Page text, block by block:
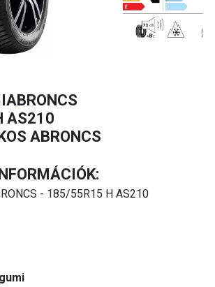
AS210
ABRONCS
- 185/55R15 H AS210